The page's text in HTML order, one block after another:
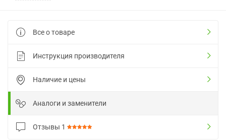
Все о товаре
Инструкция производителя
Наличие и цены
Аналоги и заменители
Отзывы 1